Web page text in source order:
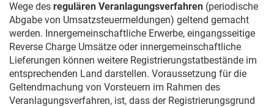
Wege des regulären Veranlagungsverfahren (periodische
Abgabe von Umsatzsteuermeldungen) geltend gemacht
werden. Innergemeinschaftliche Erwerbe, eingangsseitige
Reverse Charge Umsätze oder innergemeinschaftliche
Lieferungen können weitere Registrierungstatbestände im
entsprechenden Land darstellen. Voraussetzung für die
Geltendmachung von Vorsteuern im Rahmen des
Veranlagungsverfahren, ist, dass der Registrierungsgrund